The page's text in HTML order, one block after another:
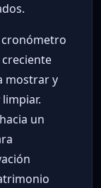
cronómetro
creciente
mostrar y
un